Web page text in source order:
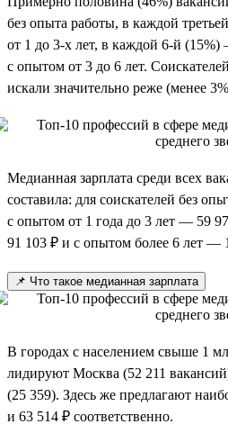
без опыта работы, в каждой
от 1 до 3-х лет, в каждой 6-й
с опытом от 3 до 6 лет.
искали значительно реже (менее
Медианная зарплата среди всех
составила: для соискателей без
с опытом от 1 года до 3 лет — 59
91 103 ₽ и с опытом более 6 лет —
📌 Что такое медианная зарплата
В городах с населением свыше 1
лидируют Москва (52 211
(25 359). Здесь же предлагают
и 63 514 ₽ соответственно.